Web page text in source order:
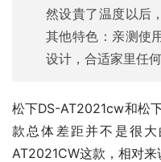
然设貴了温度以后
其他特色：亲测使
设计，合适家里任
松下DS-AT2021cw和松
款总体差距并不是很
AT2021CW这款，相对来